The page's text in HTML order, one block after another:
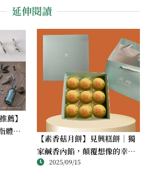
延伸閱讀
薦】
體驗
金工
【素香菇月餅】見興糕餅｜獨
家鹹香內餡，顛覆想像的幸福
滋味2025/09/15